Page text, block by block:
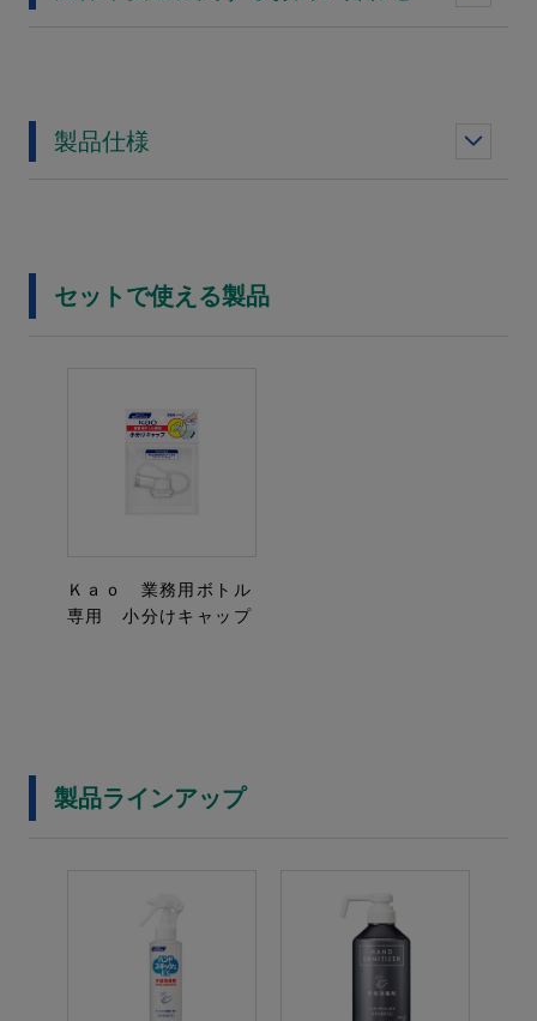
製品仕様
セットで使える製品
Ｋａｏ 業務用ボトル
専用 小分けキャップ
製品ラインアップ